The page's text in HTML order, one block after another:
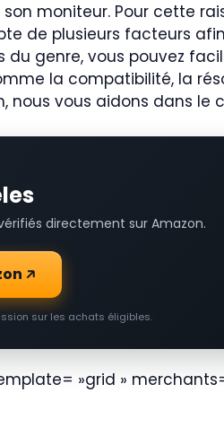
moniteur. Pour cette
de plusieurs facteurs
genre, vous pouvez
la compatibilité, la
vous aidons dans le
directement sur Amazon.
sur les achats éligibles.
»grid »